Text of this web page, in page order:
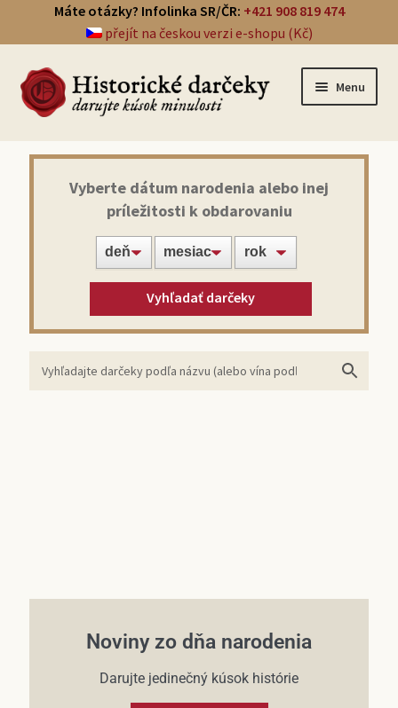
Máte otázky? Infolinka SR/ČR: +421 908 819 474
přejít na českou verzi e-shopu (Kč)
Menu
Prehľad darčekov
Noviny zo dňa narodenia
Víno z roku narodenia
Vyberte dátum narodenia alebo inej
príležitosti k obdarovaniu
Vyhľadať darčeky
Noviny zo dňa narodenia
Darujte jedinečný kúsok histórie